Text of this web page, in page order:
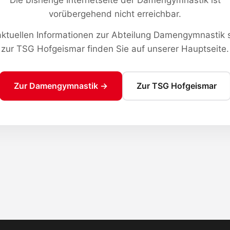
vorübergehend nicht erreichbar.
Informationen zur Abteilung Damengymnastik
zur TSG Hofgeismar finden Sie auf unserer Hauptseite.
Zur Damengymnastik → Zur TSG Hofgeismar